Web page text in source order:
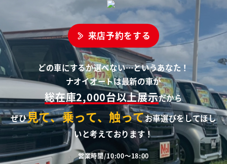
来店予約をする
どの車にするか選べない…というあなた！
ナオイオートは最新の車が
総在庫2,000台以上展示だから
ぜひ見て、乗って、触ってお車選びをしてほし
いと考えております！
営業時間/10:00～18:00